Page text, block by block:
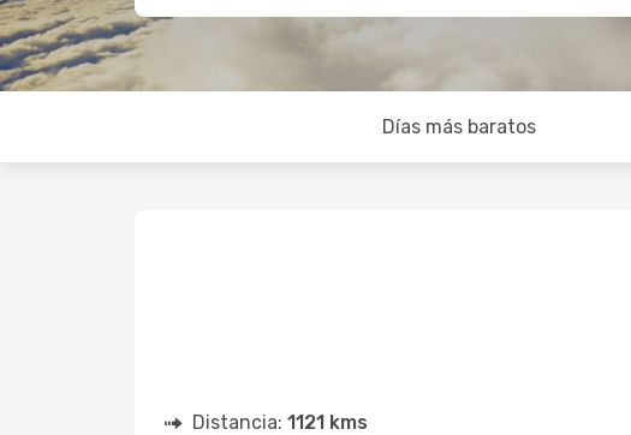
Días más baratos
Distancia: 1121 kms